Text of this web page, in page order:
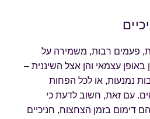
פעמים רבות, משמירה על
באופן עצמאי והן אצל השיננית –
נמנעות, או לכל הפחות
עם זאת, חשוב לדעת כי
דימום בזמן הצחצוח, חניכיים